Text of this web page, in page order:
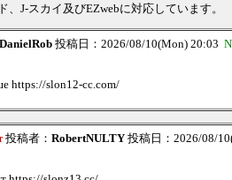
、J-スカイ及びEZwebに対応しています。
DanielRob 投稿日：2026/08/10(Mon) 20:03
https://slon12-cc.com/
投稿者： RobertNULTY 投稿日：2026/08/